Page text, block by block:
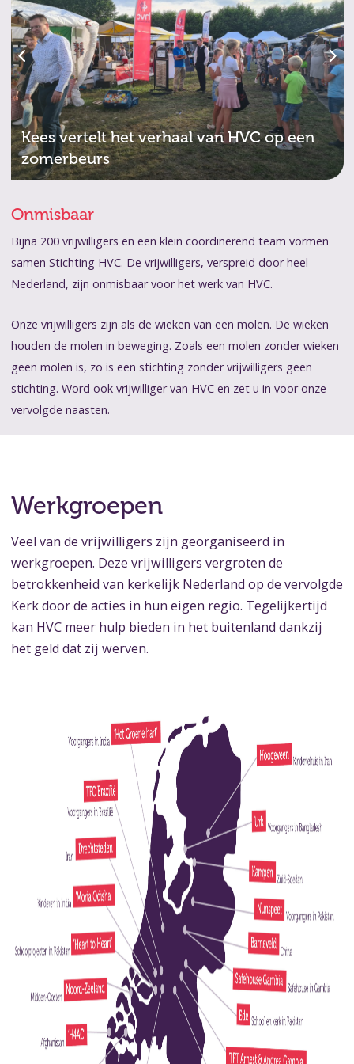
Kees vertelt het verhaal van HVC op een
zomerbeurs
Onmisbaar
Bijna 200 vrijwilligers en een klein coördinerend team vormen
samen Stichting HVC. De vrijwilligers, verspreid door heel
Nederland, zijn onmisbaar voor het werk van HVC.
Onze vrijwilligers zijn als de wieken van een molen. De wieken
houden de molen in beweging. Zoals een molen zonder wieken
geen molen is, zo is een stichting zonder vrijwilligers geen
stichting. Word ook vrijwilliger van HVC en zet u in voor onze
vervolgde naasten.
Werkgroepen
Veel van de vrijwilligers zijn georganiseerd in
werkgroepen. Deze vrijwilligers vergroten de
betrokkenheid van kerkelijk Nederland op de vervolgde
Kerk door de acties in hun eigen regio. Tegelijkertijd
kan HVC meer hulp bieden in het buitenland dankzij
het geld dat zij werven.